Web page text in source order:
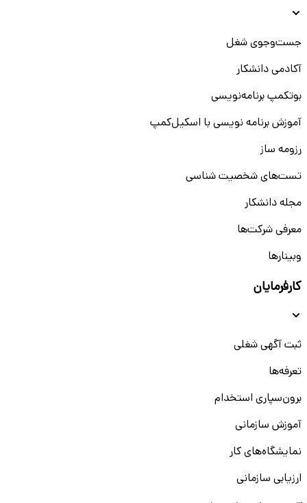
جست‌و‌جوی شغل
آکادمی دانشکار
بوتکمپ برنامه‌نویسی
آموزش برنامه نویسی با اسکیل‌کمپ
رزومه ساز
تست‌های شخصیت شناسی
مجله دانشکار
معرفی شرکت‌ها
وبینار‌‌ها
کارفرمایان
ثبت آگهی شغلی
تعرفه‌ها
برون‌سپاری استخدام
آموزش سازمانی
نمایشگاه‌های کار
ارزیابی سازمانی